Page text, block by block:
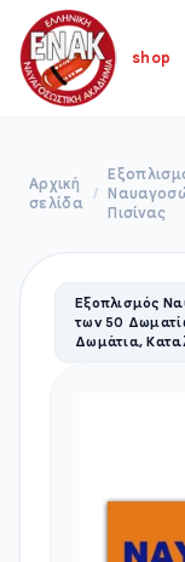
shop
Αρχική
σελίδα
/
Πισίνας
Εξοπλισμός
των 50
Δωμάτια,